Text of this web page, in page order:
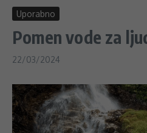
Uporabno
Pomen vode za
22/03/2024